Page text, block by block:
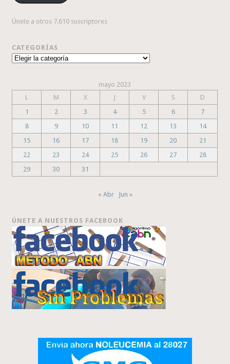
Únete a otros 7.610 suscriptores
CATEGORÍAS
Categorías
mayo 2023
L
M X J V S
D
1
2 3 4 5 6
7
8
9 10 11 12 13
14
15
16 17 18 19 20
21
22
23 24 25 26 27
28
29
30 31
« Abr Jun »
ÚNETE A NUESTROS FACEBOOK